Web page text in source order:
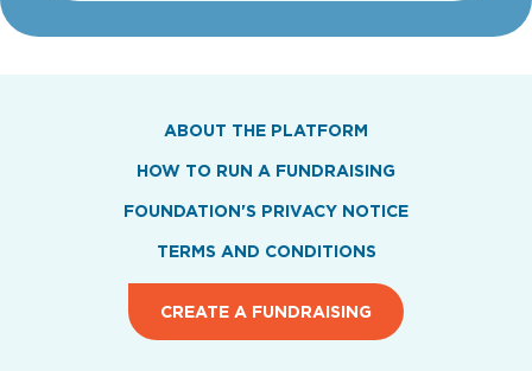
ABOUT THE PLATFORM
HOW TO RUN A FUNDRAISING
FOUNDATION'S PRIVACY NOTICE
TERMS AND CONDITIONS
CREATE A FUNDRAISING